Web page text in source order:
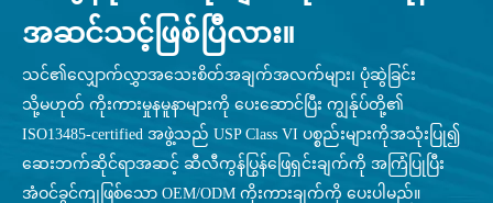
အဆင်သင့်ဖြစ်ပြီလား။
သင်၏လျှောက်လွှာအသေးစိတ်အချက်အလက်များ၊ ပုံဆွဲခြင်း
သို့မဟုတ် ကိုးကားမှုနမူနာများကို ပေးဆောင်ပြီး ကျွန်ုပ်တို့၏
ISO13485-certified အဖွဲ့သည် USP Class VI ပစ္စည်းများကိုအသုံးပြု၍
ဆေးဘက်ဆိုင်ရာအဆင့် ဆီလီကွန်ပြွန်ဖြေရှင်းချက်ကို အကြံပြုပြီး
အံဝင်ခွင်ကျဖြစ်သော OEM/ODM ကိုးကားချက်ကို ပေးပါမည်။